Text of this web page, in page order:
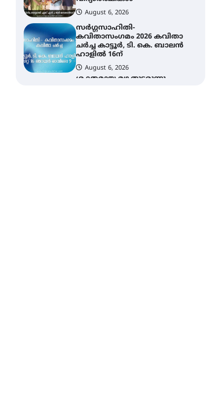
August 6, 2026
ശക്തമായ മഴ തുടരുന്നു –
തൃശൂർ ജില്ലയിൽ എല്ലാ
വിദ്യാഭ്യാസ
സ്ഥാപനങ്ങൾക്കും
ശനിയാഴ്ച അവധി
August 7, 2026